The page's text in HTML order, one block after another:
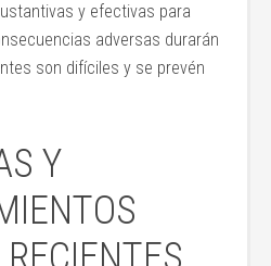
y efectivas para
adversas durarán
son difíciles y se prevén
Y